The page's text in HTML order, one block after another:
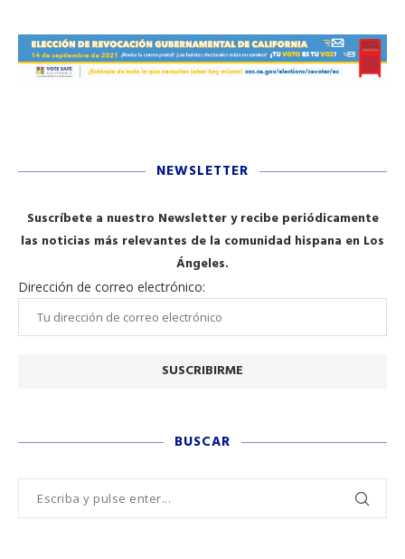
NEWSLETTER
Suscríbete a nuestro Newsletter y recibe periódicamente
las noticias más relevantes de la comunidad hispana en Los
Ángeles.
Dirección de correo electrónico:
BUSCAR